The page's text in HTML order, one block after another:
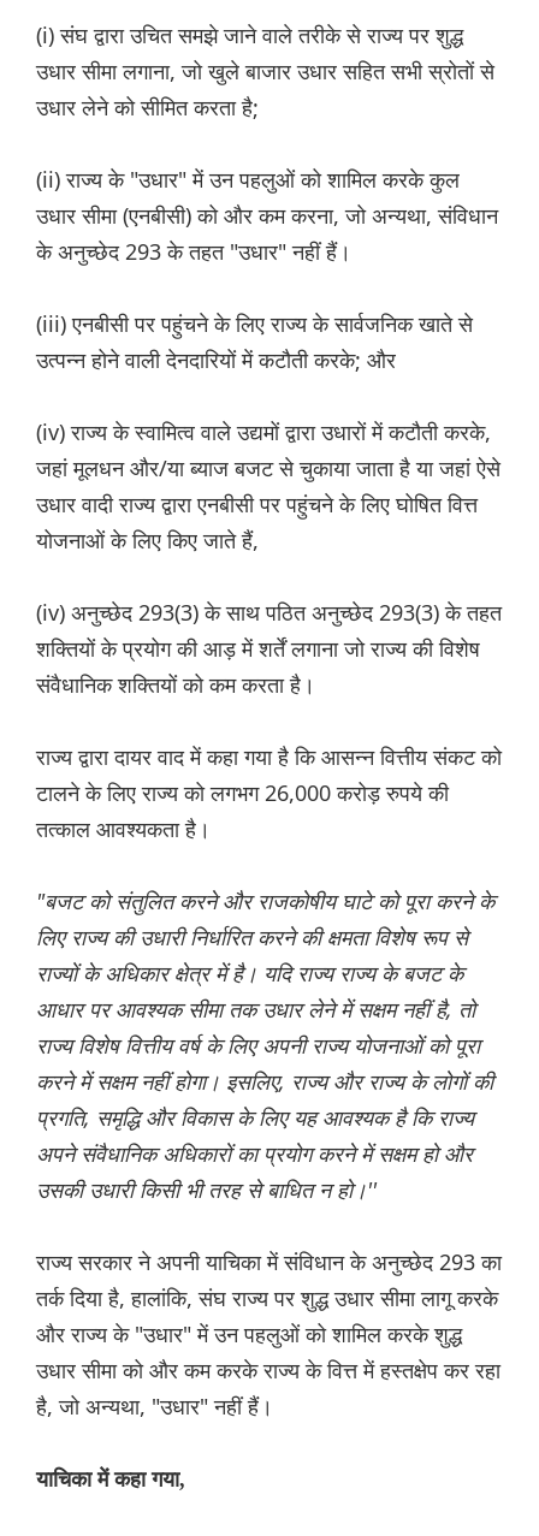
(i) संघ द्वारा उचित समझे जाने वाले तरीके से राज्य पर शुद्ध
उधार सीमा लगाना, जो खुले बाजार उधार सहित सभी स्रोतों से
उधार लेने को सीमित करता है;
(ii) राज्य के "उधार" में उन पहलुओं को शामिल करके कुल
उधार सीमा (एनबीसी) को और कम करना, जो अन्यथा, संविधान
के अनुच्छेद 293 के तहत "उधार" नहीं हैं।
(iii) एनबीसी पर पहुंचने के लिए राज्य के सार्वजनिक खाते से
उत्पन्न होने वाली देनदारियों में कटौती करके; और
(iv) राज्य के स्वामित्व वाले उद्यमों द्वारा उधारों में कटौती करके,
जहां मूलधन और/या ब्याज बजट से चुकाया जाता है या जहां ऐसे
उधार वादी राज्य द्वारा एनबीसी पर पहुंचने के लिए घोषित वित्त
योजनाओं के लिए किए जाते हैं,
(iv) अनुच्छेद 293(3) के साथ पठित अनुच्छेद 293(3) के तहत
शक्तियों के प्रयोग की आड़ में शर्तें लगाना जो राज्य की विशेष
संवैधानिक शक्तियों को कम करता है।
राज्य द्वारा दायर वाद में कहा गया है कि आसन्न वित्तीय संकट को
टालने के लिए राज्य को लगभग 26,000 करोड़ रुपये की
तत्काल आवश्यकता है।
"बजट को संतुलित करने और राजकोषीय घाटे को पूरा करने के
लिए राज्य की उधारी निर्धारित करने की क्षमता विशेष रूप से
राज्यों के अधिकार क्षेत्र में है। यदि राज्य राज्य के बजट के
आधार पर आवश्यक सीमा तक उधार लेने में सक्षम नहीं है, तो
राज्य विशेष वित्तीय वर्ष के लिए अपनी राज्य योजनाओं को पूरा
करने में सक्षम नहीं होगा। इसलिए, राज्य और राज्य के लोगों की
प्रगति, समृद्धि और विकास के लिए यह आवश्यक है कि राज्य
अपने संवैधानिक अधिकारों का प्रयोग करने में सक्षम हो और
उसकी उधारी किसी भी तरह से बाधित न हो।''
राज्य सरकार ने अपनी याचिका में संविधान के अनुच्छेद 293 का
तर्क दिया है, हालांकि, संघ राज्य पर शुद्ध उधार सीमा लागू करके
और राज्य के "उधार" में उन पहलुओं को शामिल करके शुद्ध
उधार सीमा को और कम करके राज्य के वित्त में हस्तक्षेप कर रहा
है, जो अन्यथा, "उधार" नहीं हैं।
याचिका में कहा गया,